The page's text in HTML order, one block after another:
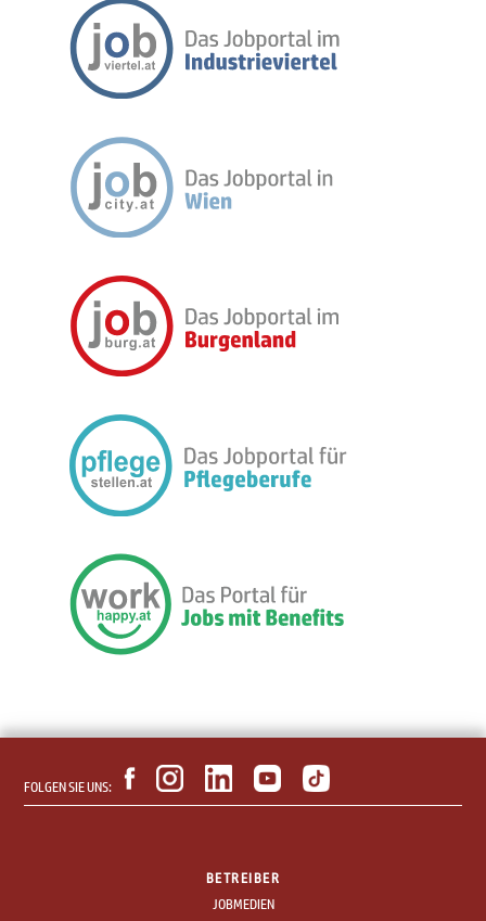
FOLGEN SIE UNS:
BETREIBER
JOBMEDIEN